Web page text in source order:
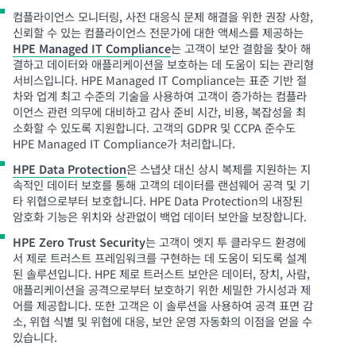
컴플라이언스 모니터링, 사전 대응식 문제 해결을 위한 권장 사항,
신뢰할 수 있는 컴플라이언스 전문가에 대한 액세스를 제공하는
HPE Managed IT Compliance는 고객이 보안 결함을 찾아 해
결하고 데이터와 애플리케이션을 보호하는 데 도움이 되는 관리형
서비스입니다. HPE Managed IT Compliance는 표준 기반 절
차와 업계 최고 수준의 기술을 사용하여 고객이 증가하는 컴플라
이언스 관련 의무에 대비하고 감사 준비 시간, 비용, 복잡성을 최
소화할 수 있도록 지원합니다. 고객의 GDPR 및 CCPA 준수도
HPE Managed IT Compliance가 처리합니다.
HPE Data Protection은 스냅샷 대신 상시 복제를 지원하는 지
속적인 데이터 보호를 통해 고객의 데이터를 랜섬웨어 공격 및 기
타 위협으로부터 보호합니다. HPE Data Protection의 내장된
암호화 기능은 위치와 상관없이 백업 데이터 보안을 보장합니다.
HPE Zero Trust Security는 고객이 엣지 투 클라우드 환경에
서 제로 트러스트 프레임워크를 구현하는 데 도움이 되도록 설계
된 솔루션입니다. HPE 제로 트러스트 보안은 데이터, 장치, 사람,
애플리케이션을 공격으로부터 보호하기 위한 세밀한 가시성과 제
어를 제공합니다. 또한 고객은 이 솔루션을 사용하여 공격 표면 감
소, 위협 식별 및 위협에 대응, 보안 운영 자동화의 이점을 얻을 수
있습니다.